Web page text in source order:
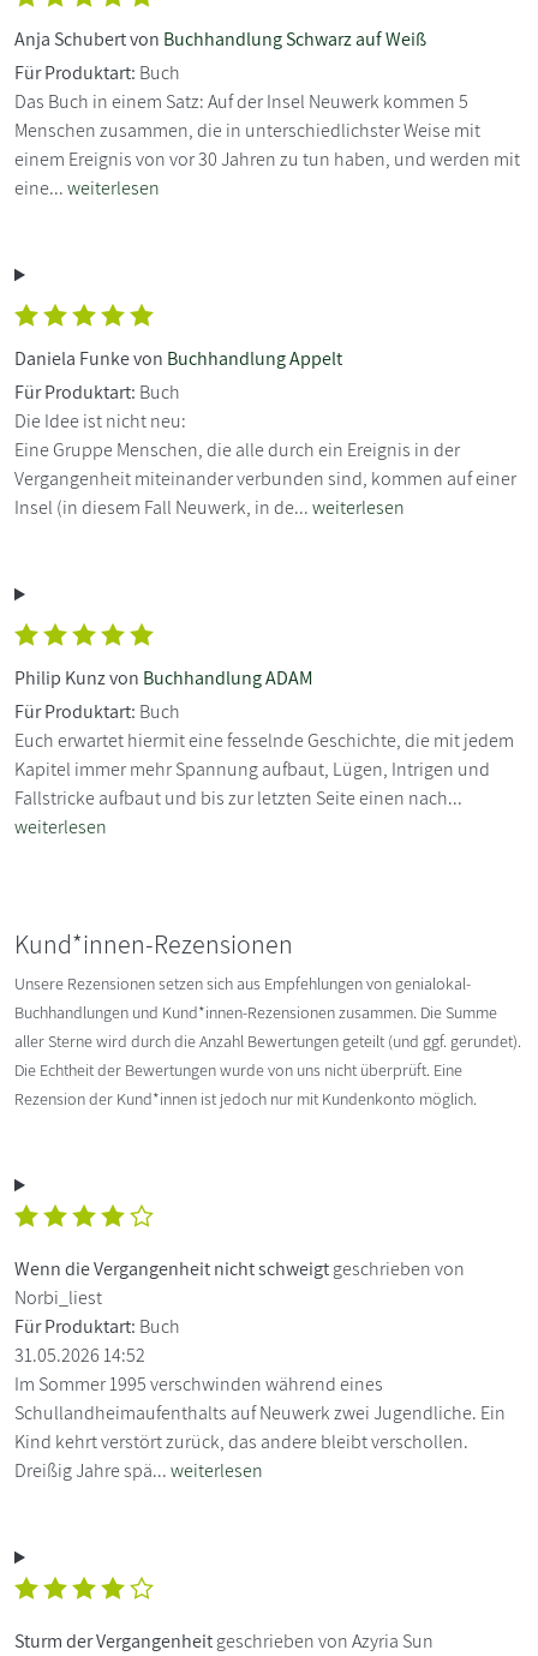
Anja Schubert von Buchhandlung Schwarz auf Weiß
Für Produktart: Buch
Das Buch in einem Satz: Auf der Insel Neuwerk kommen 5
Menschen zusammen, die in unterschiedlichster Weise mit
einem Ereignis von vor 30 Jahren zu tun haben, und werden mit
eine...weiterlesen
Daniela Funke von Buchhandlung Appelt
Für Produktart: Buch
Die Idee ist nicht neu:
Eine Gruppe Menschen, die alle durch ein Ereignis in der
Vergangenheit miteinander verbunden sind, kommen auf einer
Insel (in diesem Fall Neuwerk, in de...weiterlesen
Philip Kunz von Buchhandlung ADAM
Für Produktart: Buch
Euch erwartet hiermit eine fesselnde Geschichte, die mit jedem
Kapitel immer mehr Spannung aufbaut, Lügen, Intrigen und
Fallstricke aufbaut und bis zur letzten Seite einen nach...
weiterlesen
Kund*innen-Rezensionen
Unsere Rezensionen setzen sich aus Empfehlungen von genialokal-
Buchhandlungen und Kund*innen-Rezensionen zusammen. Die Summe
aller Sterne wird durch die Anzahl Bewertungen geteilt (und ggf. gerundet).
Die Echtheit der Bewertungen wurde von uns nicht überprüft. Eine
Rezension der Kund*innen ist jedoch nur mit Kundenkonto möglich.
Wenn die Vergangenheit nicht schweigtgeschrieben von
Norbi_liest
Für Produktart: Buch
31.05.2026 14:52
Im Sommer 1995 verschwinden während eines
Schullandheimaufenthalts auf Neuwerk zwei Jugendliche. Ein
Kind kehrt verstört zurück, das andere bleibt verschollen.
Dreißig Jahre spä...weiterlesen
Sturm der Vergangenheitgeschrieben von Azyria Sun